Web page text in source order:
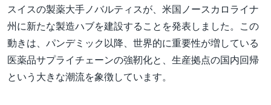
スイスの製薬大手ノバルティスが、米国ノースカロライナ
州に新たな製造ハブを建設することを発表しました。この
動きは、パンデミック以降、世界的に重要性が増している
医薬品サプライチェーンの強靭化と、生産拠点の国内回帰
という大きな潮流を象徴しています。